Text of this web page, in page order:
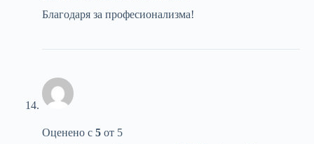
Благодаря за професионализма!
Оценено с 5 от 5